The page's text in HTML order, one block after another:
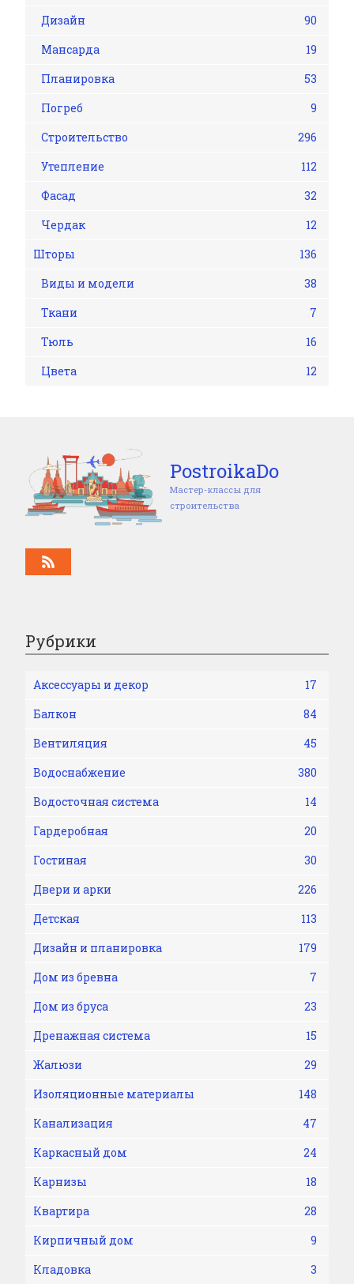
Дизайн
90
Мансарда
19
Планировка
53
Погреб
9
Строительство
296
Утепление
112
Фасад
32
Чердак
12
Шторы
136
Виды и модели
38
Ткани
7
Тюль
16
Цвета
12
PostroikaDo
Мастер-классы для
строительства
Рубрики
Аксессуары и декор
17
Балкон
84
Вентиляция
45
Водоснабжение
380
Водосточная система
14
Гардеробная
20
Гостиная
30
Двери и арки
226
Детская
113
Дизайн и планировка
179
Дом из бревна
7
Дом из бруса
23
Дренажная система
15
Жалюзи
29
Изоляционные материалы
148
Канализация
47
Каркасный дом
24
Карнизы
18
Квартира
28
Кирпичный дом
9
Кладовка
3